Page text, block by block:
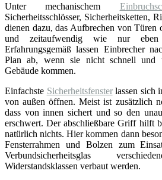
Unter mechanischem
Sicherheitsschlösser, Sicherheitsketten,
dienen dazu, das Aufbrechen von Türen
und zeitaufwendig wie nur
Erfahrungsgemäß lassen Einbrecher
Plan ab, wenn sie nicht schnell und
Gebäude kommen.
Einfachste Sicherheitsfensterlassen sich
von außen öffnen. Meist ist zusätzlich
dass von innen sichert und so den
erschwert. Der abschließbare Griff hilft
natürlich nichts. Hier kommen dann
Fensterrahmen und Bolzen zum
Verbundsicherheitsglas
Widerstandsklassen verbaut werden.